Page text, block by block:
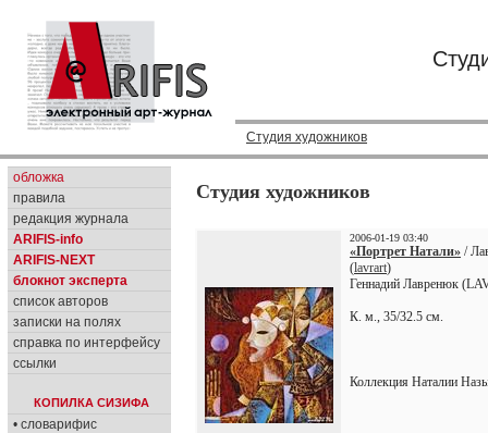
Студия художников
обложка
правила
редакция журнала
ARIFIS-info
ARIFIS-NEXT
блокнот эксперта
список авторов
записки на полях
справка по интерфейсу
ссылки
КОПИЛКА СИЗИФА
• словарифис
Студия художников
2006-01-19 03:40
«Портрет Натали» /
(lavrart)
Геннадий Лавренюк
К. м., 35/32.5 см.
Коллекция Наталии